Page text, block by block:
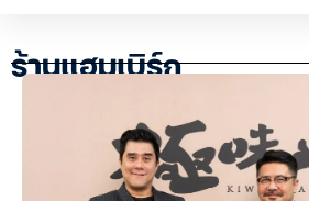
ร้านแฮมเบิร์ก